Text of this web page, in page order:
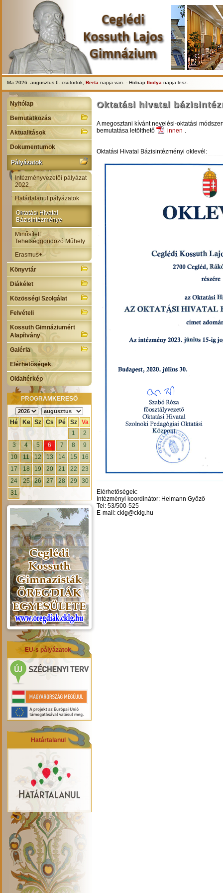
Ma 2026. augusztus 6. csütörtök, Berta napja van. - Holnap Ibolya napja lesz.
Nyitólap
Bemutatkozás
Aktualitások
Dokumentumok
Pályázatok
Intézményvezetői pályázat
2022
Határtalanul pályázatok
Oktatási Hivatal
Bázisintézménye
Minősített
Tehetséggondozó Műhely
Erasmus+
Könyvtár
Diákélet
Közösségi Szolgálat
Felvételi
Kossuth Gimnáziumért
Alapítvány
Galéria
Elérhetőségek
Oldaltérkép
PROGRAMKERESŐ
Hé Ke Sz Cs Pé Sz
Va
1
2
3
4 5 6 7 8
9
10
11 12 13 14 15
16
17
18 19 20 21 22
23
24
25 26 27 28 29
30
31
EU-s pályázatok
Határtalanul
Oktatási hivatal
A megosztani kívánt nevelési-oktatási
bemutatása letölthető
innen .
Oktatási Hivatal Bázisintézményi oklevél:
Elérhetőségek:
Intézményi koordinátor: Heimann Győző
Tel: 53/500-525
E-mail: cklg@cklg.hu